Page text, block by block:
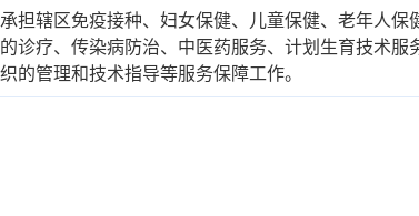
担辖区免疫接种、妇女保健、儿童保健、老年人
诊疗、传染病防治、中医药服务、计划生育技术
的管理和技术指导等服务保障工作。